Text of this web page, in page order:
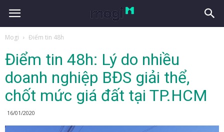
Mogi Điểm tin 48h
Điểm tin 48h: Lý do nhiều
doanh nghiệp BĐS giải thể,
chốt mức giá đất tại TP.HCM
16/01/2020